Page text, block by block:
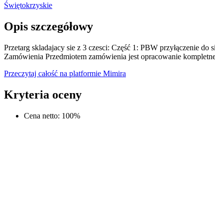
Świętokrzyskie
Opis szczegółowy
Przetarg skladajacy sie z 3 czesci: Część 1: PBW przyłączenie
Zamówienia Przedmiotem zamówienia jest opracowanie
Przeczytaj całość na platformie Mimira
Kryteria oceny
Cena netto: 100%